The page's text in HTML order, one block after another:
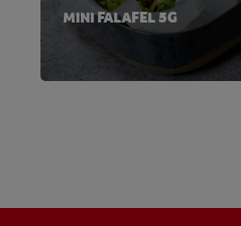
MINI FALAFEL 5G